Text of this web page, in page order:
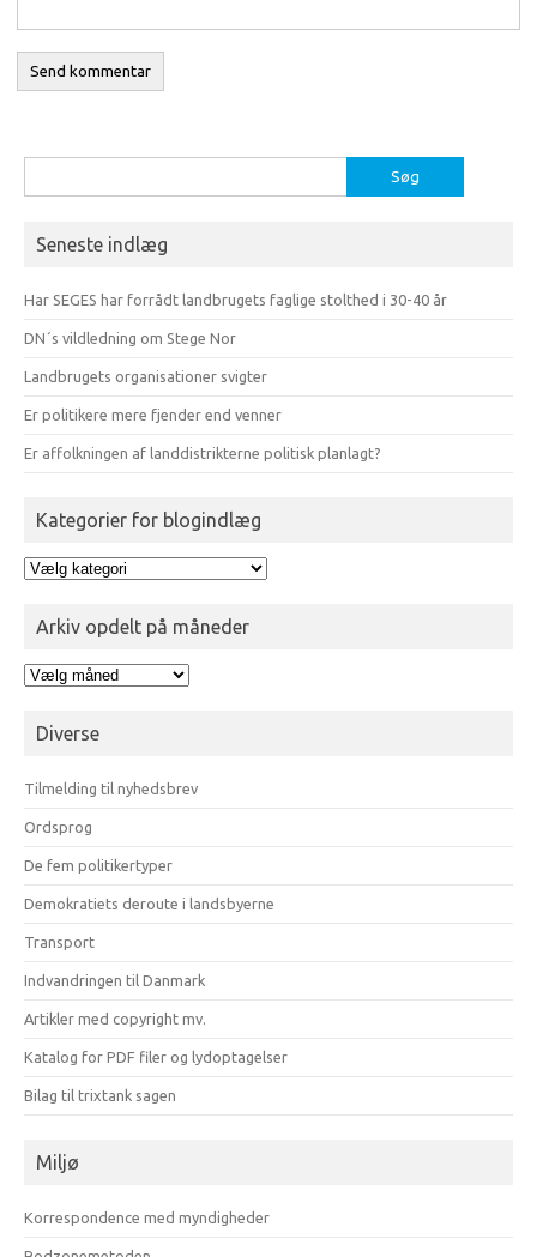
efter:
Seneste indlæg
Har SEGES har forrådt landbrugets faglige stolthed i 30-40 år
DN´s vildledning om Stege Nor
Landbrugets organisationer svigter
Er politikere mere fjender end venner
Er affolkningen af landdistrikterne politisk planlagt?
Kategorier for blogindlæg
Kategorier
blogindlæg
Arkiv opdelt på måneder
Arkiv
måneder
Diverse
Tilmelding til nyhedsbrev
Ordsprog
De fem politikertyper
Demokratiets deroute i landsbyerne
Transport
Indvandringen til Danmark
Artikler med copyright mv.
Katalog for PDF filer og lydoptagelser
Bilag til trixtank sagen
Miljø
Korrespondence med myndigheder